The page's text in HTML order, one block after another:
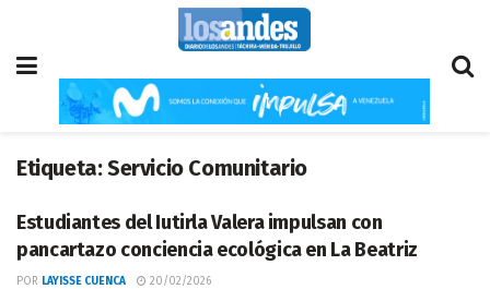
Etiqueta:Servicio Comunitario
Estudiantes del Iutirla Valera impulsan con
pancartazo conciencia ecológica en La Beatriz
POR LAYISSE CUENCA 20/02/2026